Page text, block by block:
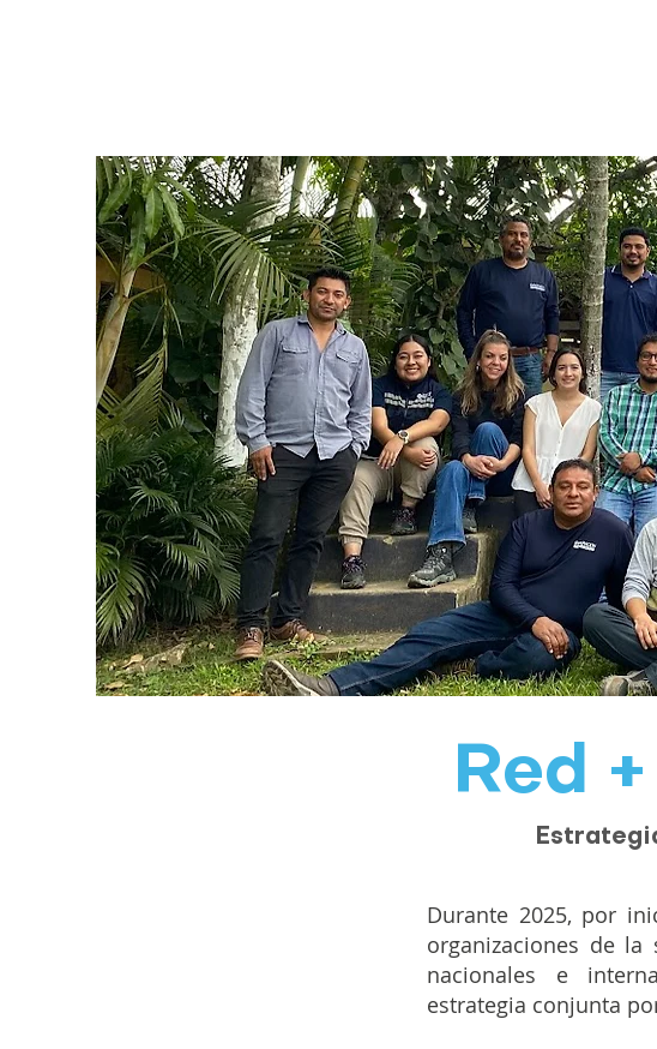
Red
Durante 2025, por
organizaciones de
nacionales e
estrategia conjunta